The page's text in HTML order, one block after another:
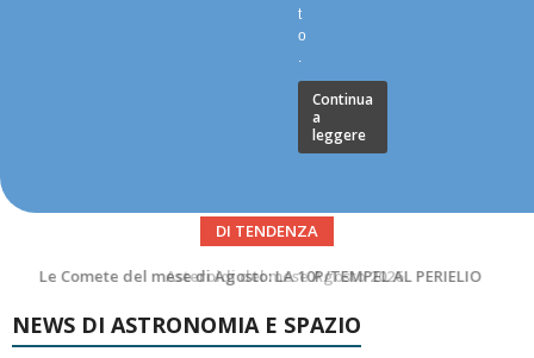
t
o
.
Continua
a
leggere
DI TENDENZA
Asteroidi del mese Agosto 2026
NEWS DI ASTRONOMIA E SPAZIO